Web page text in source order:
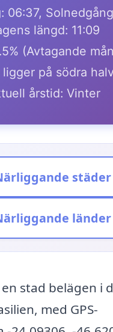
06:37,
längd: 11:09
(Avtagande
ligger på södra
årstid: Vinter
städer
länder
stad belägen i
med GPS-